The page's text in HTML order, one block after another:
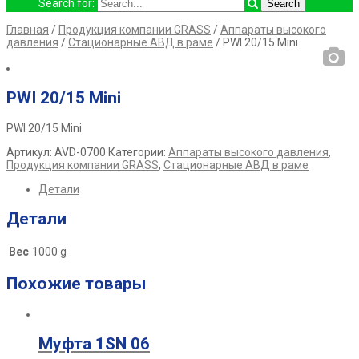
Search for:
Главная / Продукция компании GRASS /Аппараты высокого
давления /Стационарные АВД в раме / PWI 20/15 Mini
PWI 20/15 Mini
PWI 20/15 Mini
Артикул: AVD-0700 Категории: Аппараты высокого давления,
Продукция компании GRASS, Стационарные АВД в раме
Детали
Детали
Вес 1000 g
Похожие товары
Муфта 1SN 06